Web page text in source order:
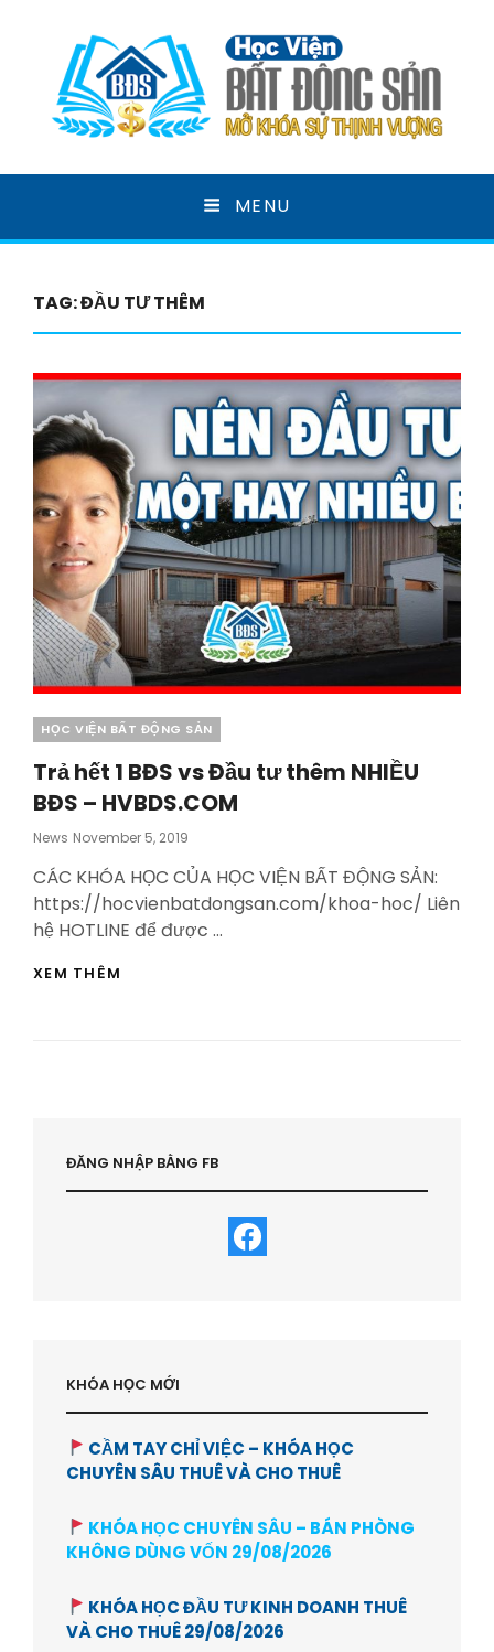
HỌC VIỆN BẤT ĐỘNG
SẢN
MENU
TAG:ĐẦU TƯ THÊM
Categories
HỌC VIỆN BẤT ĐỘNG SẢN
Trả hết 1 BĐS vs Đầu tư thêm NHIỀU
BĐS – HVBDS.COM
News Posted
November 5, 2019
CÁC KHÓA HỌC CỦA HỌC VIỆN BẤT ĐỘNG SẢN:
https://hocvienbatdongsan.com/khoa-hoc/ Liên
hệ HOTLINE để được …
XEM THÊM
BĐS
HVBDS.COM
ĐĂNG NHẬP BẰNG FB
KHÓA HỌC MỚI
CẦM TAY CHỈ VIỆC – KHÓA HỌC
CHUYÊN SÂU THUÊ VÀ CHO THUÊ
KHÓA HỌC CHUYÊN SÂU – BÁN PHÒNG
KHÔNG DÙNG VỐN 29/08/2026
KHÓA HỌC ĐẦU TƯ KINH DOANH THUÊ
VÀ CHO THUÊ 29/08/2026